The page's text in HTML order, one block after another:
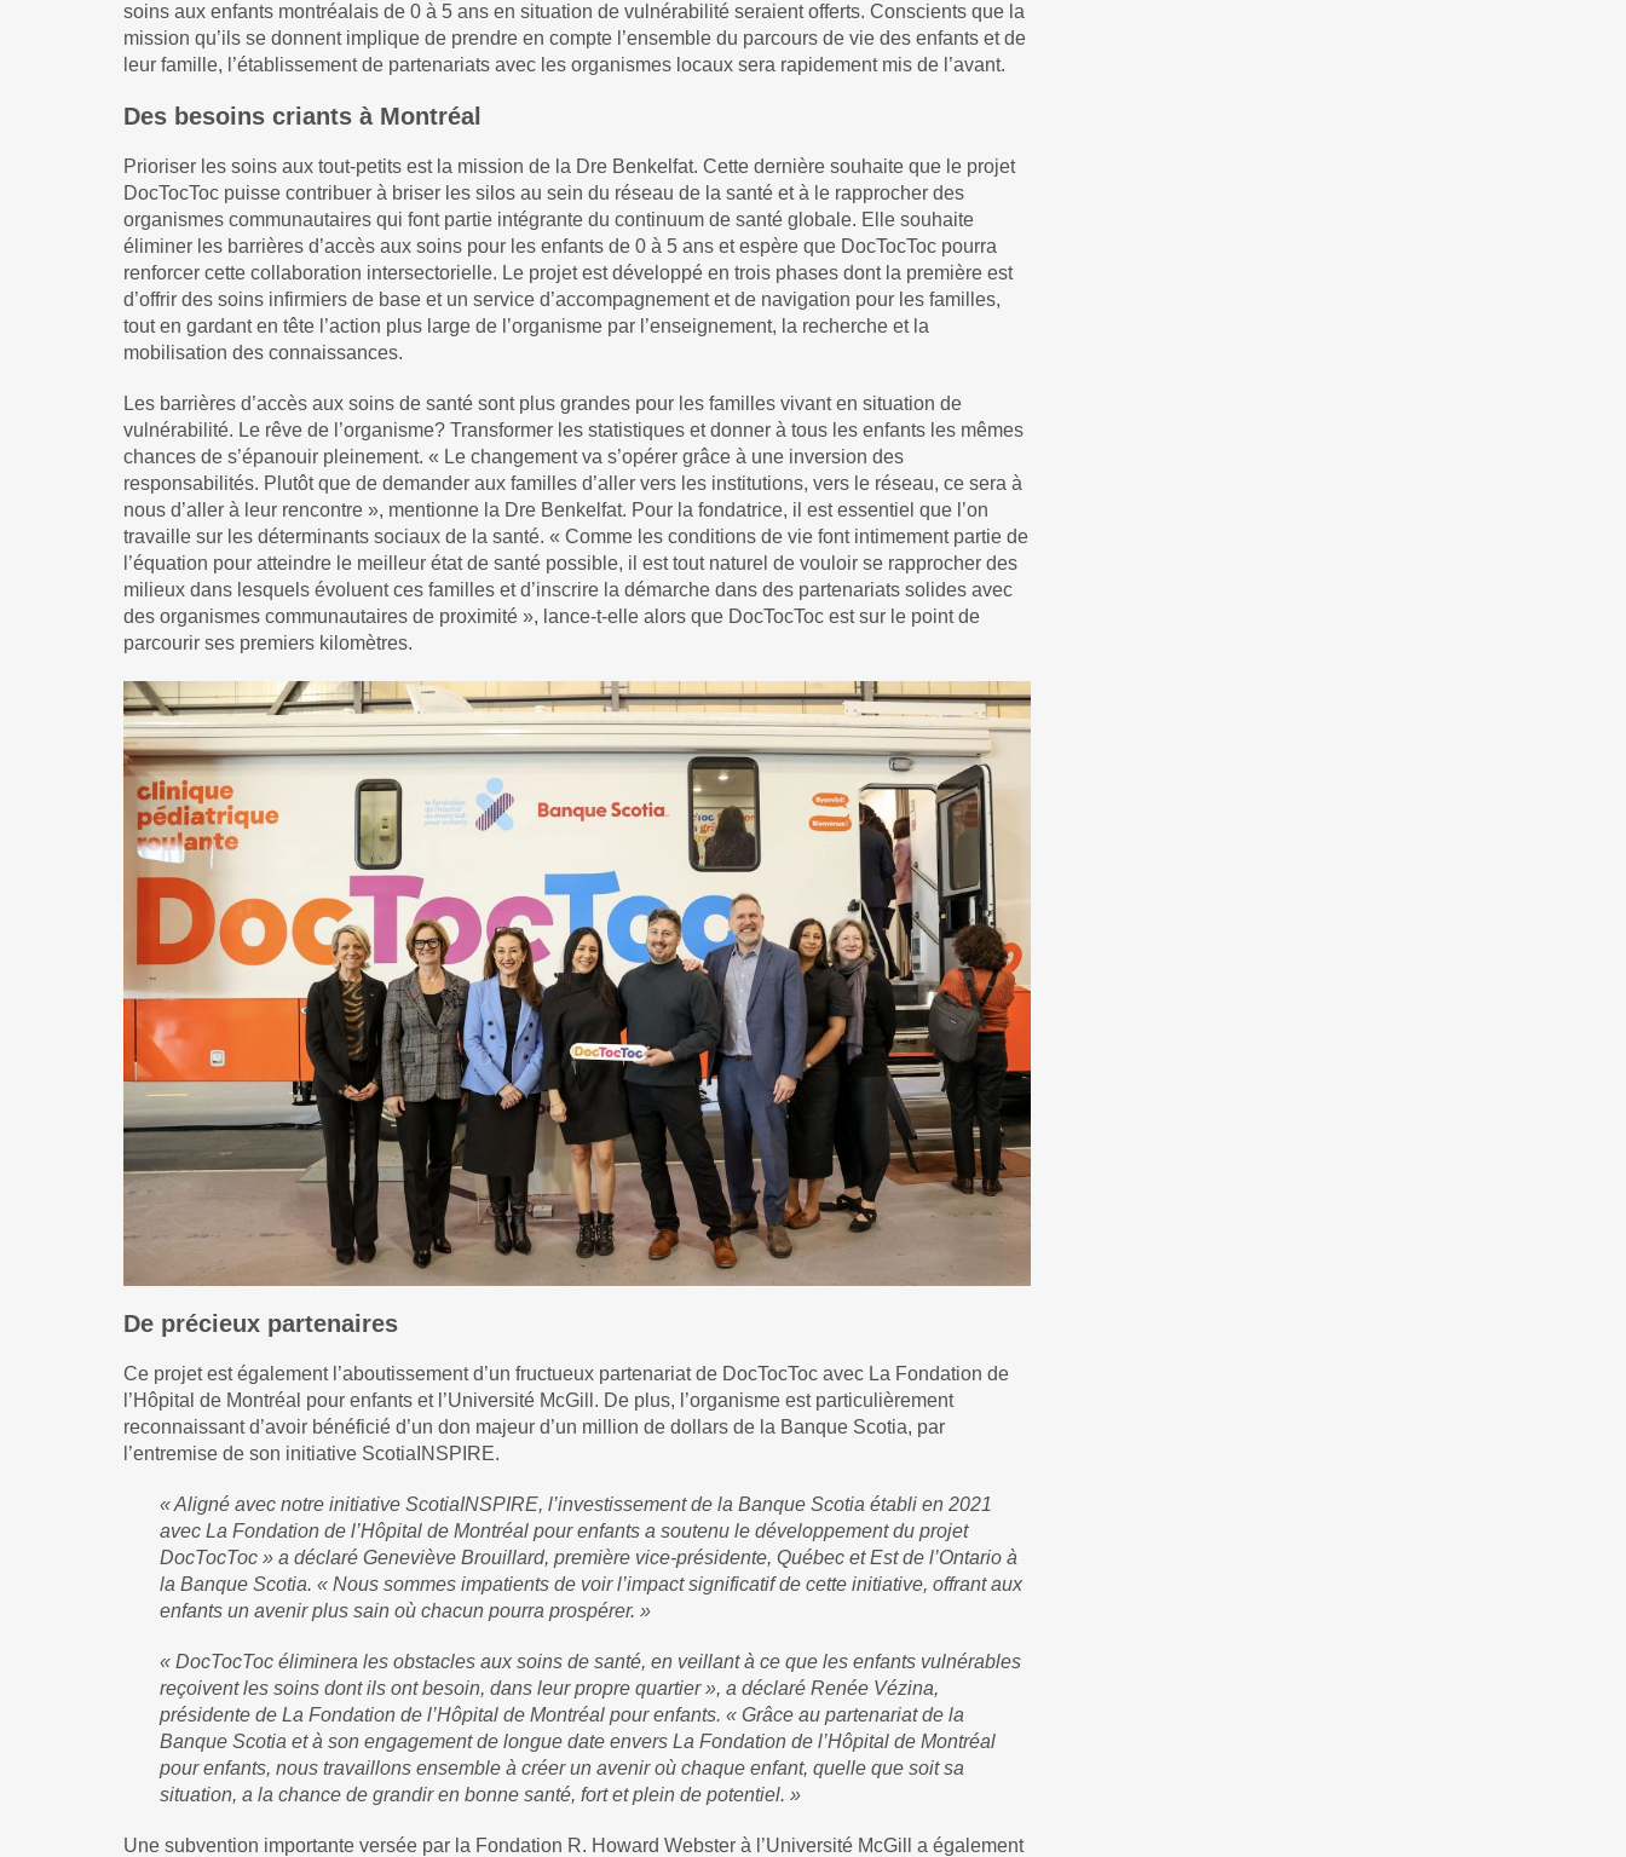
soins aux enfants montréalais de 0 à 5 ans en situation de vulnérabilité seraient offerts. Conscients que la
mission qu’ils se donnent implique de prendre en compte l’ensemble du parcours de vie des enfants et de
leur famille, l’établissement de partenariats avec les organismes locaux sera rapidement mis de l’avant.
Des besoins criants à Montréal
Prioriser les soins aux tout-petits est la mission de la Dre Benkelfat. Cette dernière souhaite que le projet
DocTocToc puisse contribuer à briser les silos au sein du réseau de la santé et à le rapprocher des
organismes communautaires qui font partie intégrante du continuum de santé globale. Elle souhaite
éliminer les barrières d’accès aux soins pour les enfants de 0 à 5 ans et espère que DocTocToc pourra
renforcer cette collaboration intersectorielle. Le projet est développé en trois phases dont la première est
d’offrir des soins infirmiers de base et un service d’accompagnement et de navigation pour les familles,
tout en gardant en tête l’action plus large de l’organisme par l’enseignement, la recherche et la
mobilisation des connaissances.
Les barrières d’accès aux soins de santé sont plus grandes pour les familles vivant en situation de
vulnérabilité. Le rêve de l’organisme? Transformer les statistiques et donner à tous les enfants les mêmes
chances de s’épanouir pleinement. « Le changement va s’opérer grâce à une inversion des
responsabilités. Plutôt que de demander aux familles d’aller vers les institutions, vers le réseau, ce sera à
nous d’aller à leur rencontre », mentionne la Dre Benkelfat. Pour la fondatrice, il est essentiel que l’on
travaille sur les déterminants sociaux de la santé. « Comme les conditions de vie font intimement partie de
l’équation pour atteindre le meilleur état de santé possible, il est tout naturel de vouloir se rapprocher des
milieux dans lesquels évoluent ces familles et d’inscrire la démarche dans des partenariats solides avec
des organismes communautaires de proximité », lance-t-elle alors que DocTocToc est sur le point de
parcourir ses premiers kilomètres.
De précieux partenaires
Ce projet est également l’aboutissement d’un fructueux partenariat de DocTocToc avec La Fondation de
l’Hôpital de Montréal pour enfants et l’Université McGill. De plus, l’organisme est particulièrement
reconnaissant d’avoir bénéficié d’un don majeur d’un million de dollars de la Banque Scotia, par
l’entremise de son initiative ScotiaINSPIRE.
« Aligné avec notre initiative ScotiaINSPIRE, l’investissement de la Banque Scotia établi en 2021
avec La Fondation de l’Hôpital de Montréal pour enfants a soutenu le développement du projet
DocTocToc » a déclaré Geneviève Brouillard, première vice-présidente, Québec et Est de l’Ontario à
la Banque Scotia. « Nous sommes impatients de voir l’impact significatif de cette initiative, offrant aux
enfants un avenir plus sain où chacun pourra prospérer. »
« DocTocToc éliminera les obstacles aux soins de santé, en veillant à ce que les enfants vulnérables
reçoivent les soins dont ils ont besoin, dans leur propre quartier », a déclaré Renée Vézina,
présidente de La Fondation de l’Hôpital de Montréal pour enfants. « Grâce au partenariat de la
Banque Scotia et à son engagement de longue date envers La Fondation de l’Hôpital de Montréal
pour enfants, nous travaillons ensemble à créer un avenir où chaque enfant, quelle que soit sa
situation, a la chance de grandir en bonne santé, fort et plein de potentiel. »
Une subvention importante versée par la Fondation R. Howard Webster à l’Université McGill a également